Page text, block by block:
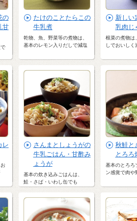
の
甘
たけのことたらこの
牛乳煮
乾物、魚、野菜等の煮物は、
基本のレモン入りだしで減塩
新しい
乳肉じ
根菜の煮物は
しでおいしく
レ
さんまとしょうがの
牛乳ごはん・甘酢み
ょうが
基本の炊き込みごはんは、
鮭・さば・いわし缶でも
秋鮭と
とろろ
基本のとろろ
ン感覚で肉や